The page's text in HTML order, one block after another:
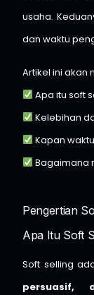
usaha.
dan waktu
Artikel ini akan
Apa itu soft
Kelebihan
Kapan
Bagaimana
Pengertian
Apa Itu Soft
Soft selling
persuasif,